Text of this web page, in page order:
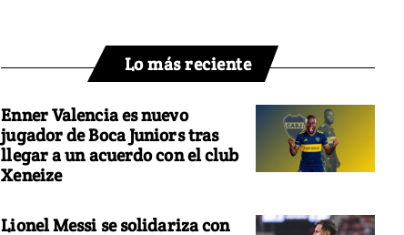
Lo más reciente
Enner Valencia es nuevo
jugador de Boca Juniors tras
llegar a un acuerdo con el club
Xeneize
Lionel Messi se solidariza con